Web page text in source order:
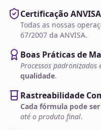
Certificação ANVISA
Todas as nossas
67/2007 da ANVISA.
Boas Práticas de
Processos padronizados
qualidade.
Rastreabilidade
Cada fórmula pode
até o produto final.